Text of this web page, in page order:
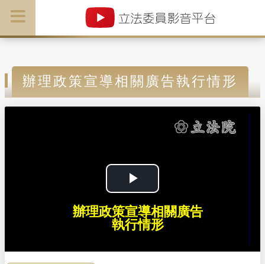
辦理政策宣導相關廣告執行情形
P
l
辦理政策宣導相關廣告
執行情形